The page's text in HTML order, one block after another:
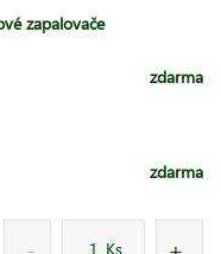
zapalovače
zdarma
zdarma
Ks